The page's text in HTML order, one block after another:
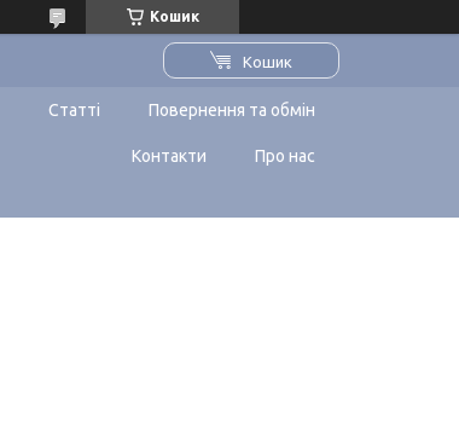
Кошик
Кошик
Статті Повернення та обмін
Контакти Про нас